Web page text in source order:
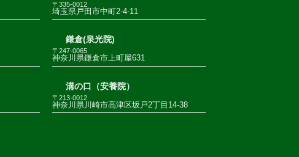
〒335-0012
埼玉県戸田市中町2-4-11
鎌倉(泉光院)
〒247-0065
神奈川県鎌倉市上町屋631
溝の口（安養院）
〒213-0012
神奈川県川崎市高津区坂戸2丁目14-38